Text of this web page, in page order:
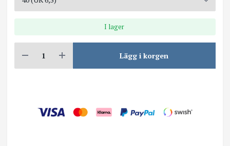
I lager
Lägg i korgen